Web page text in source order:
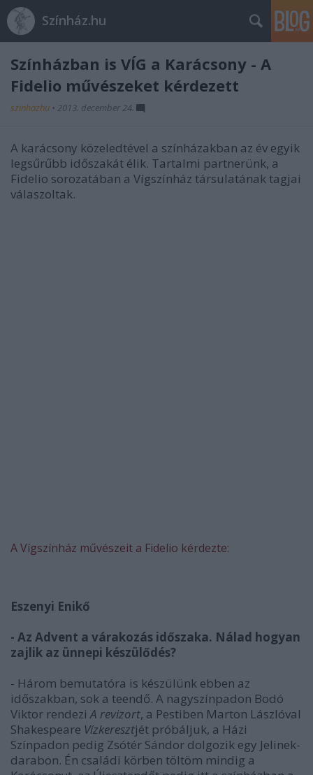
Színház.hu
Színházban is VÍG a Karácsony - A
Fidelio művészeket kérdezett
szinhazhu • 2013. december 24.
A karácsony közeledtével a színházakban az év egyik
legsűrűbb időszakát élik. Tartalmi partnerünk, a
Fidelio sorozatában a Vígszínház társulatának tagjai
válaszoltak.
A Vígszínház művészeit a Fidelio kérdezte:
Eszenyi Enikő
- Az Advent a várakozás időszaka. Nálad hogyan
zajlik az ünnepi készülődés?
- Három bemutatóra is készülünk ebben az
időszakban, sok a teendő. A nagyszínpadon Bodó
Viktor rendeziA revizort, a Pestiben Marton Lászlóval
Shakespeare Vízkeresztjét próbáljuk, a Házi
Színpadon pedig Zsótér Sándor dolgozik egy Jelinek-
darabon. Én családi körben töltöm mindig a